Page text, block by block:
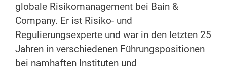
globale Risikomanagement bei Bain &
Company. Er ist Risiko- und
Regulierungsexperte und war in den letzten 25
Jahren in verschiedenen Führungspositionen
bei namhaften Instituten und